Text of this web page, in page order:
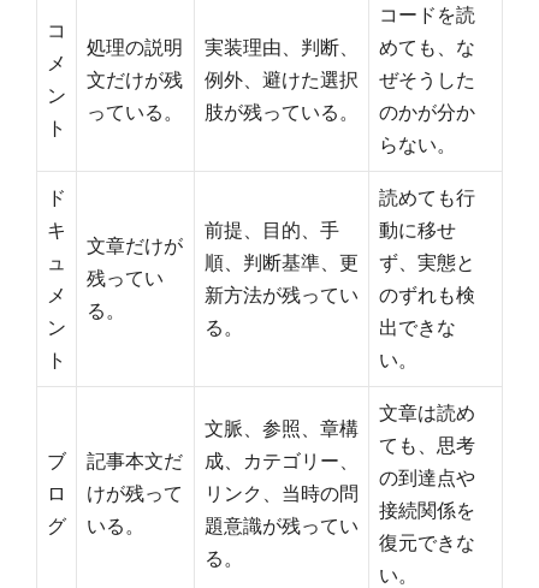
コ
メ
ン
ト
処理の説明
文だけが残
っている。
実装理由、判断、
例外、避けた選択
肢が残っている。
コードを読
めても、な
ぜそうした
のかが分か
らない。
ド
キ
ュ
メ
ン
ト
文章だけが
残ってい
る。
前提、目的、手
順、判断基準、更
新方法が残ってい
る。
読めても行
動に移せ
ず、実態と
のずれも検
出できな
い。
ブ
ロ
グ
記事本文だ
けが残って
いる。
文脈、参照、章構
成、カテゴリー、
リンク、当時の問
題意識が残ってい
る。
文章は読め
ても、思考
の到達点や
接続関係を
復元できな
い。